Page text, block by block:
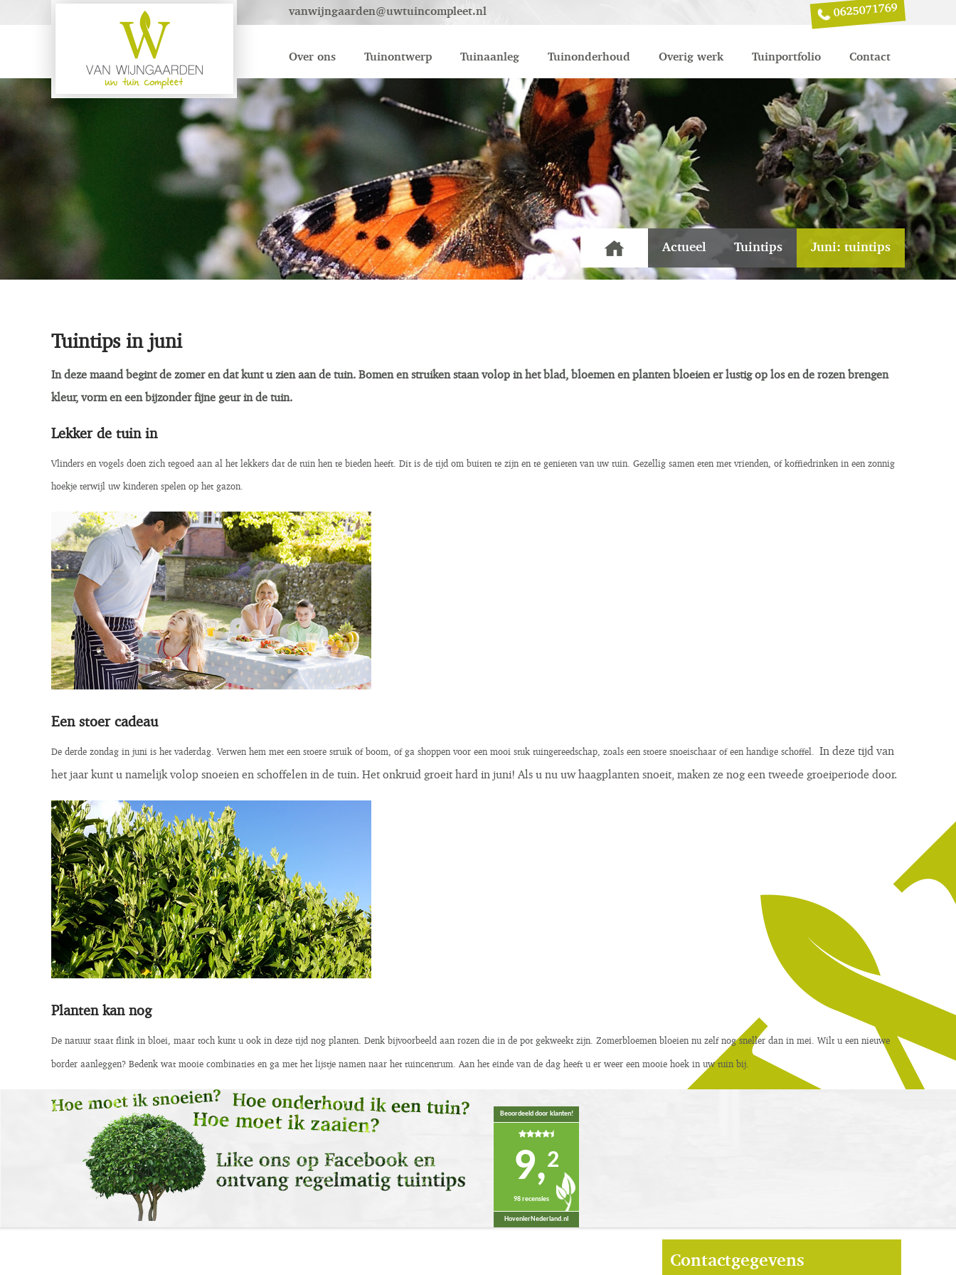
0625071769
vanwijngaarden@uwtuincompleet.nl
Over ons Tuinontwerp Tuinaanleg Tuinonderhoud Overig werk Tuinportfolio Contact
Actueel Tuintips Juni: tuintips
Tuintips in juni
In deze maand begint de zomer en dat kunt u zien aan de tuin. Bomen en struiken staan volop in het blad, bloemen en planten bloeien er lustig op los en de rozen brengen
kleur, vorm en een bijzonder fijne geur in de tuin.
Lekker de tuin in
Vlinders en vogels doen zich tegoed aan al het lekkers dat de tuin hen te bieden heeft. Dit is de tijd om buiten te zijn en te genieten van uw tuin. Gezellig samen eten met vrienden, of koffiedrinken in een zonnig
hoekje terwijl uw kinderen spelen op het gazon.
Een stoer cadeau
De derde zondag in juni is het vaderdag. Verwen hem met een stoere struik of boom, of ga shoppen voor een mooi stuktuingereedschap, zoals een stoere snoeischaar of een handige schoffel. In deze tijd van
het jaar kunt u namelijk volop snoeien en schoffelen in de tuin. Het onkruid groeit hard in juni! Als u nu uw haagplanten snoeit, maken ze nog een tweede groeiperiode door.
Planten kan nog
De natuur staat flink in bloei, maar toch kunt u ook in deze tijd nog planten. Denk bijvoorbeeld aanrozen die in de pot gekweekt zijn. Zomerbloemen bloeien nu zelf nog sneller dan in mei. Wilt u een nieuwe
border aanleggen? Bedenk wat mooie combinaties en ga met het lijstje namen naar het tuincentrum. Aan het einde van de dag heeft u er weer een mooie hoek in uw tuin bij.
Beoordeeld door klanten!
9,2
98 recensies
HovenierNederland.nl
Contactgegevens